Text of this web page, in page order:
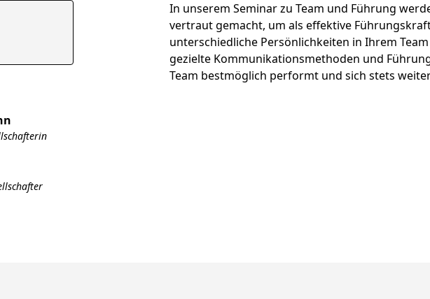
In unserem Seminar zu Team und Führung
vertraut gemacht, um als effektive
unterschiedliche Persönlichkeiten in Ihrem
gezielte Kommunikationsmethoden und
Team bestmöglich performt und sich stets